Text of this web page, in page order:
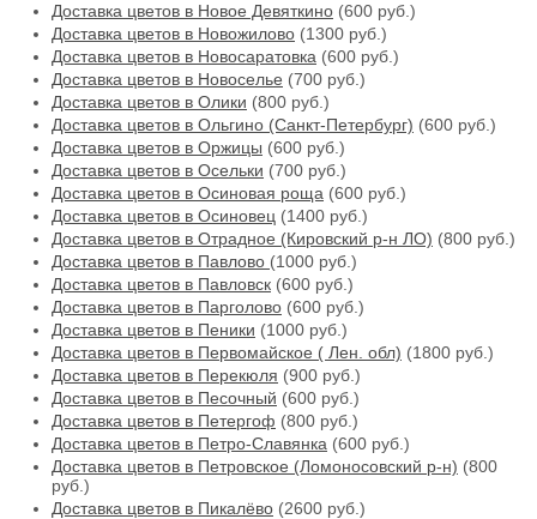
Доставка цветов в Новое Девяткино (600 руб.)
Доставка цветов в Новожилово (1300 руб.)
Доставка цветов в Новосаратовка (600 руб.)
Доставка цветов в Новоселье (700 руб.)
Доставка цветов в Олики (800 руб.)
Доставка цветов в Ольгино (Санкт-Петербург) (600 руб.)
Доставка цветов в Оржицы (600 руб.)
Доставка цветов в Осельки (700 руб.)
Доставка цветов в Осиновая роща (600 руб.)
Доставка цветов в Осиновец (1400 руб.)
Доставка цветов в Отрадное (Кировский р-н ЛО) (800 руб.)
Доставка цветов в Павлово (1000 руб.)
Доставка цветов в Павловск (600 руб.)
Доставка цветов в Парголово (600 руб.)
Доставка цветов в Пеники (1000 руб.)
Доставка цветов в Первомайское ( Лен. обл) (1800 руб.)
Доставка цветов в Перекюля (900 руб.)
Доставка цветов в Песочный (600 руб.)
Доставка цветов в Петергоф (800 руб.)
Доставка цветов в Петро-Славянка (600 руб.)
Доставка цветов в Петровское (Ломоносовский р-н) (800
руб.)
Доставка цветов в Пикалёво (2600 руб.)